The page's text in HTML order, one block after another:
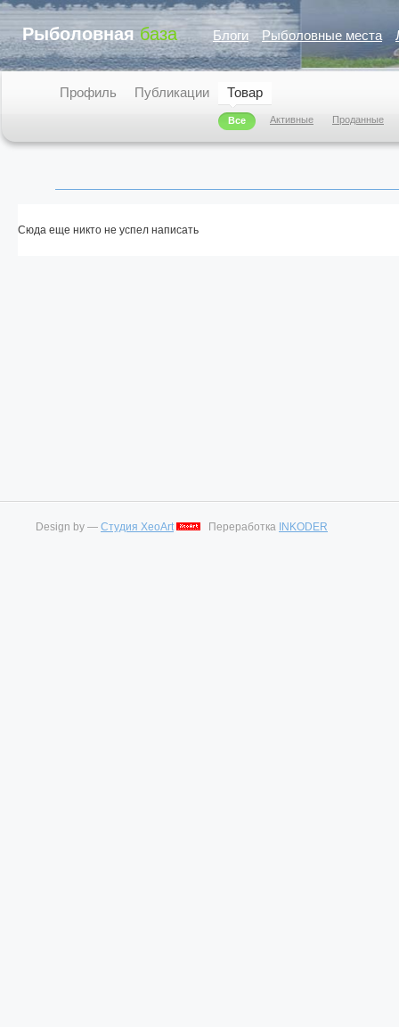
Рыболовная база Блоги Рыболовные места
Профиль Публикации Товар
Все Активные Проданные
Сюда еще никто не успел написать
Design by — Студия XeoArt Переработка INKODER